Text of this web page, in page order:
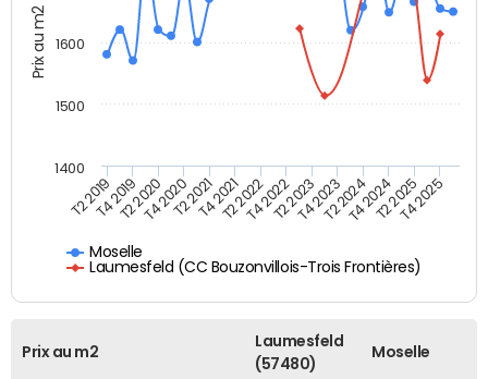
Prix au m2
Moselle
Laumesfeld (CC Bouzonvillois-Trois Frontières)
T2 2019T4 2019T2 2020T4 2020T2 2021T4 2021T2 2022T4 2022T2 2023T4 2023T2 2024T4 2024T2 2025T4 2025
1400
1500
1600
Prix au m2
Laumesfeld
(57480)
Moselle